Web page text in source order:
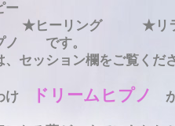
ラピー
ーリング ★リラ
ノ です。
、セッション欄をご覧くだ
け ドリームヒプノ